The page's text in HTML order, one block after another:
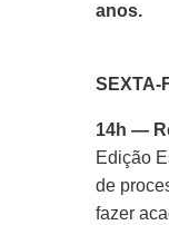
anos.
SEXTA-
14h —
Edição
de
fazer